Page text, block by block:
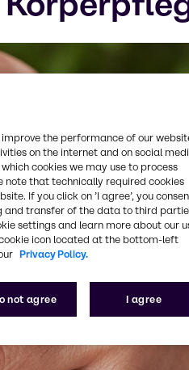
the performance of our
on the internet and on social
cookies we may use to process
that technically required cookies
If you click on ’I agree’, you
and transfer of the data to third
settings and learn more about our
cookie icon located at the bottom-left
Privacy Policy.
not agree I agree